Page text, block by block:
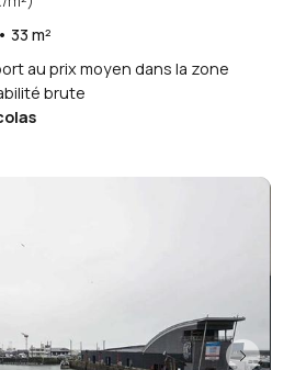
33 m²
au prix moyen dans la zone
brute